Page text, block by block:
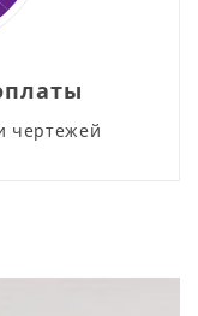
чертежей